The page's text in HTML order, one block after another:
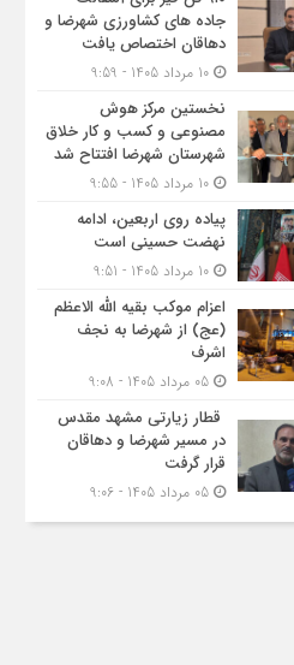
جاده های کشاورزی شهرضا و
دهاقان اختصاص یافت
نخستین مرکز هوش
مصنوعی و کسب‌ و کار خلاق
شهرستان شهرضا افتتاح شد
پیاده روی اربعین، ادامه
نهضت حسینی است
اعزام موکب بقیه الله الاعظم
(عج) از شهرضا به نجف
اشرف
قطار زیارتی مشهد مقدس
در مسیر شهرضا و دهاقان
قرار گرفت